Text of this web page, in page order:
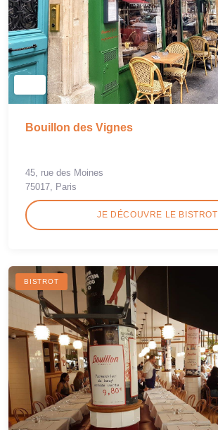
Bouillon des Vignes
45, rue des Moines
75017, Paris
JE DÉCOUVRE LE BISTROT
BISTROT